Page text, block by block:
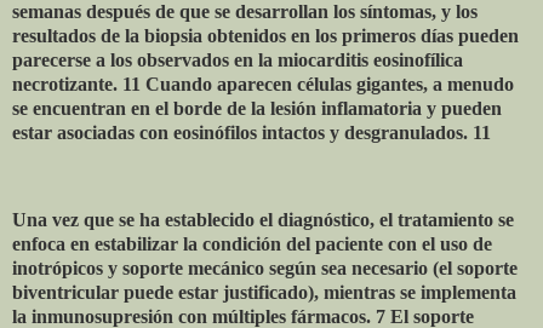
semanas después de que se desarrollan los síntomas, y los
resultados de la biopsia obtenidos en los primeros días pueden
parecerse a los observados en la miocarditis eosinofílica
necrotizante. 11 Cuando aparecen células gigantes, a menudo
se encuentran en el borde de la lesión inflamatoria y pueden
estar asociadas con eosinófilos intactos y desgranulados. 11
Una vez que se ha establecido el diagnóstico, el tratamiento se
enfoca en estabilizar la condición del paciente con el uso de
inotrópicos y soporte mecánico según sea necesario (el soporte
biventricular puede estar justificado), mientras se implementa
la inmunosupresión con múltiples fármacos. 7 El soporte